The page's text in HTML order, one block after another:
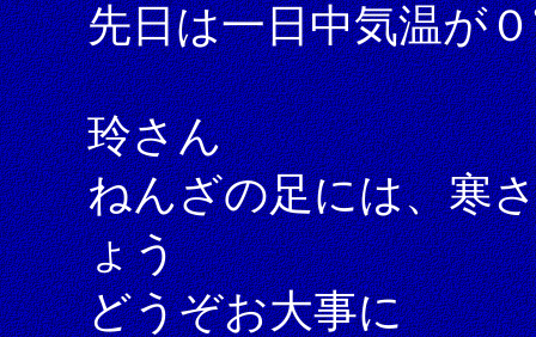
先日は一日中気温
玲さん
ねんざの足には、寒
ょう
どうぞお大事に